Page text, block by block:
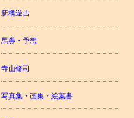
新橋遊吉
馬券・予想
寺山修司
写真集・画集・絵葉書